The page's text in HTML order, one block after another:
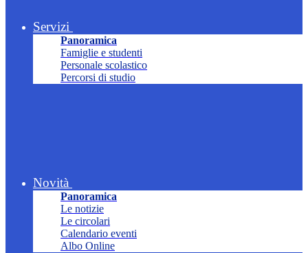
Servizi
Panoramica
Famiglie e studenti
Personale scolastico
Percorsi di studio
Novità
Panoramica
Le notizie
Le circolari
Calendario eventi
Albo Online